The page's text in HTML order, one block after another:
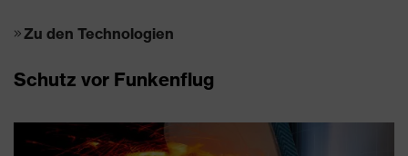
Zu den Technologien
Schutz vor Funkenflug